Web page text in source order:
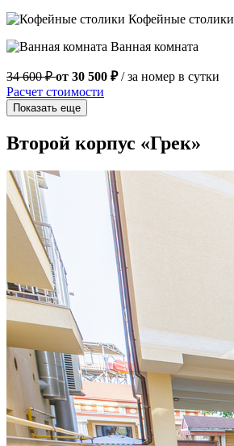
Кофейные столики
Ванная комната
34 600 ₽от 30 500 ₽/ за номер в сутки
Расчет стоимости
Показать еще
Второй корпус «Грек»